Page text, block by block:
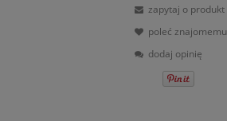
zapytaj o produkt
poleć znajomemu
dodaj opinię